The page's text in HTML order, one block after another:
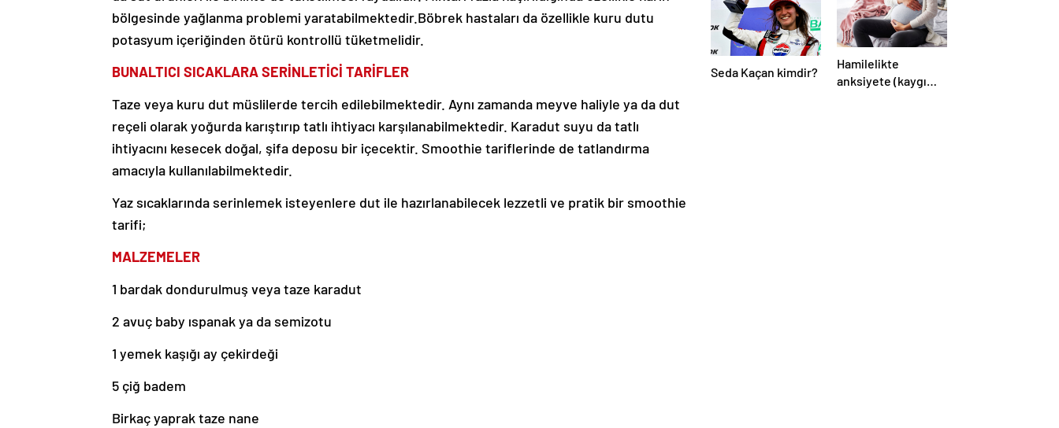
bölgesinde yağlanma problemi yaratabilmektedir.Böbrek hastaları da özellikle kuru dutu
potasyum içeriğinden ötürü kontrollü tüketmelidir.
BUNALTICI SICAKLARA SERİNLETİCİ TARİFLER
Taze veya kuru dut müslilerde tercih edilebilmektedir. Aynı zamanda meyve haliyle ya da dut
reçeli olarak yoğurda karıştırıp tatlı ihtiyacı karşılanabilmektedir. Karadut suyu da tatlı
ihtiyacını kesecek doğal, şifa deposu bir içecektir. Smoothie tariflerinde de tatlandırma
amacıyla kullanılabilmektedir.
Yaz sıcaklarında serinlemek isteyenlere dut ile hazırlanabilecek lezzetli ve pratik bir smoothie
tarifi;
MALZEMELER
1 bardak dondurulmuş veya taze karadut
2 avuç baby ıspanak ya da semizotu
1 yemek kaşığı ay çekirdeği
5 çiğ badem
Birkaç yaprak taze nane
Seda Kaçan kimdir?
Hamilelikte
anksiyete (kaygı